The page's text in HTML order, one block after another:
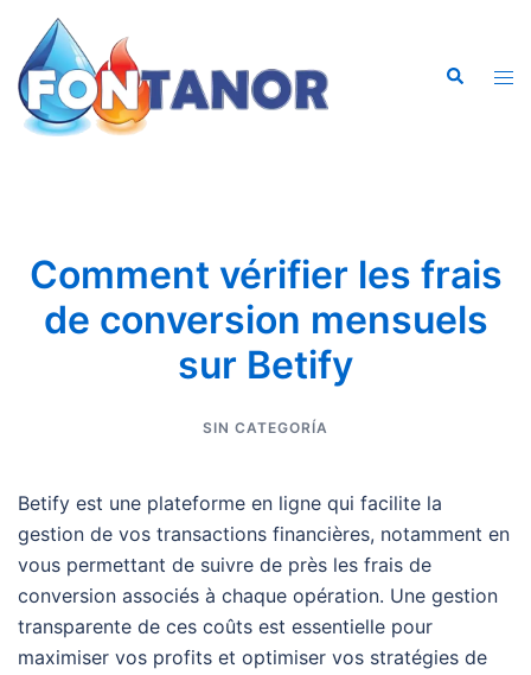
contenido
Buscar
Comment vérifier les frais
de conversion mensuels
sur Betify
SIN CATEGORÍA
Betify est une plateforme en ligne qui facilite la
gestion de vos transactions financières, notamment en
vous permettant de suivre de près les frais de
conversion associés à chaque opération. Une gestion
transparente de ces coûts est essentielle pour
maximiser vos profits et optimiser vos stratégies de